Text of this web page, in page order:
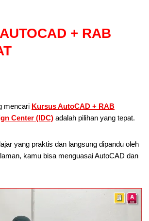
+ RAB
mencari Kursus AutoCAD + RAB
Center (IDC) adalah pilihan yang tepat.
yang praktis dan langsung dipandu oleh
kamu bisa menguasai AutoCAD dan